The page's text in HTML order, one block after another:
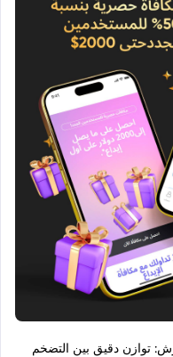
توازن دقيق بين التضخم